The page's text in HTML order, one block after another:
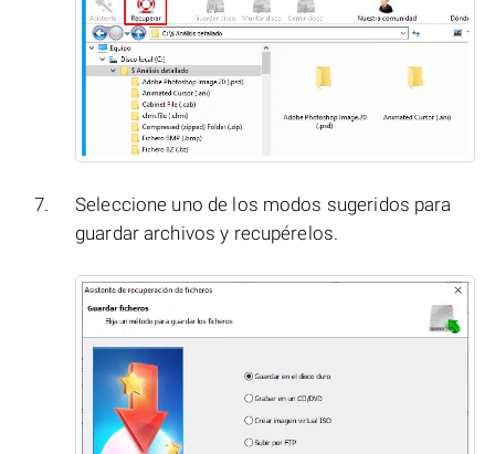
Seleccione uno de los modos sugeridos para
guardar archivos y recupérelos.